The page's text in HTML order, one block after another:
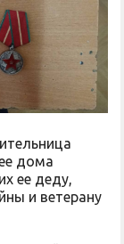
дома
ее деду,
и ветерану